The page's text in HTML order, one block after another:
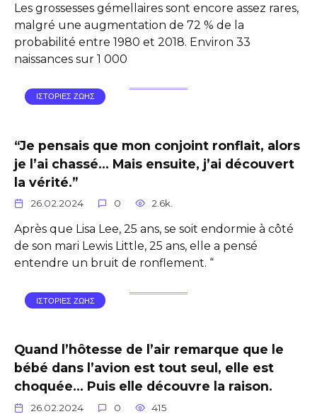
Les grossesses gémellaires sont encore assez rares,
malgré une augmentation de 72 % de la
probabilité entre 1980 et 2018. Environ 33
naissances sur 1 000
ΙΣΤΟΡΙΕΣ ΖΩΗΣ
“Je pensais que mon conjoint ronflait, alors
je l’ai chassé… Mais ensuite, j’ai découvert
la vérité.”
26.02.2024 0 2.6k.
Après que Lisa Lee, 25 ans, se soit endormie à côté
de son mari Lewis Little, 25 ans, elle a pensé
entendre un bruit de ronflement. “
ΙΣΤΟΡΙΕΣ ΖΩΗΣ
Quand l’hôtesse de l’air remarque que le
bébé dans l’avion est tout seul, elle est
choquée… Puis elle découvre la raison.
26.02.2024 0 415